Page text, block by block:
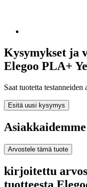
Kysymykset ja
Elegoo PLA+
Saat tuotetta testanneiden
Esitä uusi kysymys
Arvostele tämä tuote
kirjoitettu
tuotteesta